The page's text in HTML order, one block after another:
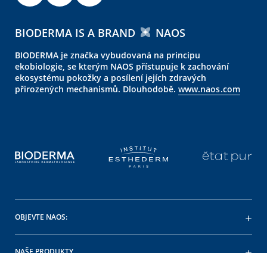
BIODERMA IS A BRAND NAOS
BIODERMA je značka vybudovaná na principu
ekobiologie, se kterým NAOS přístupuje k zachování
ekosystému pokožky a posílení jejích zdravých
přirozených mechanismů. Dlouhodobě. www.naos.com
OBJEVTE NAOS: